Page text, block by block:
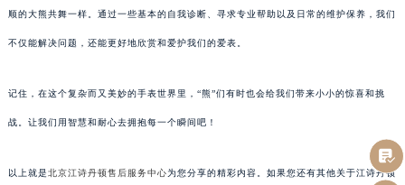
顺的大熊共舞一样。通过一些基本的自我诊断、寻求专业帮助以及日常的维护保养，我们
不仅能解决问题，还能更好地欣赏和爱护我们的爱表。
记住，在这个复杂而又美妙的手表世界里，“熊”们有时也会给我们带来小小的惊喜和挑
战。让我们用智慧和耐心去拥抱每一个瞬间吧！
以上就是北京江诗丹顿售后服务中心为您分享的精彩内容。如果您还有其他关于江诗丹顿